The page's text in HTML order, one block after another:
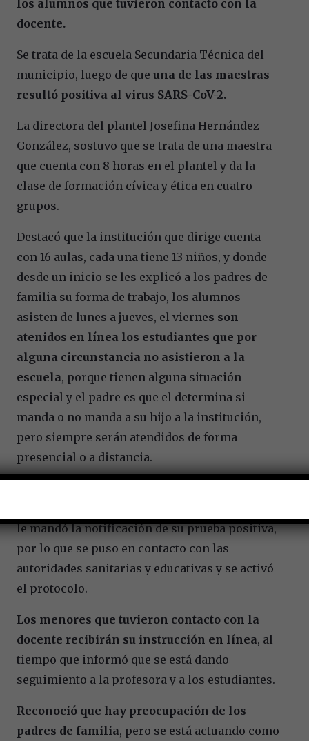
los alumnos que tuvieron contacto con la
docente.
Se trata de la escuela Secundaria Técnica del
municipio, luego de que una de las maestras
resultó positiva al virus SARS-CoV-2.
La directora del plantel Josefina Hernández
González, sostuvo que se trata de una maestra
que cuenta con 8 horas en el plantel y da la
clase de formación cívica y ética en cuatro
grupos.
Destacó que la institución que dirige cuenta
con 16 aulas, cada una tiene 13 niños, y donde
desde un inicio se les explicó a los padres de
familia su forma de trabajo, los alumnos
asisten de lunes a jueves, el viernes son
atenidos en línea los estudiantes que por
alguna circunstancia no asistieron a la
escuela, porque tienen alguna situación
especial y el padre es que el determina si
manda o no manda a su hijo a la institución,
pero siempre serán atendidos de forma
presencial o a distancia.
le mandó la notificación de su prueba positiva,
por lo que se puso en contacto con las
autoridades sanitarias y educativas y se activó
el protocolo.
Los menores que tuvieron contacto con la
docente recibirán su instrucción en línea, al
tiempo que informó que se está dando
seguimiento a la profesora y a los estudiantes.
Reconoció que hay preocupación de los
padres de familia, pero se está actuando como